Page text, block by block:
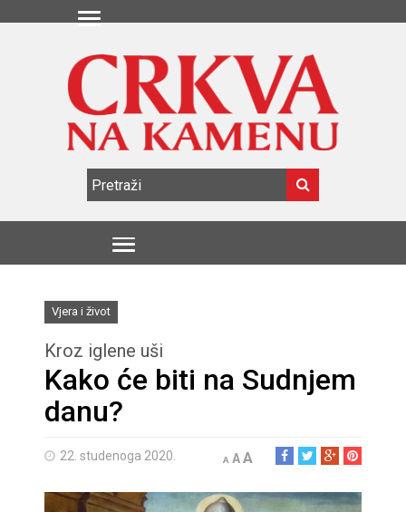
Vjera i život
Kroz iglene uši
Kako će biti na Sudnjem
danu?
22. studenoga 2020. A AA